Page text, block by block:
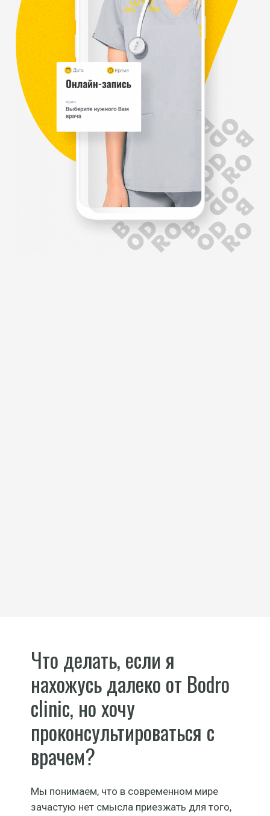
Что делать, если я
нахожусь далеко от Bodro
clinic, но хочу
проконсультироваться с
врачем?
Мы понимаем, что в современном мире
зачастую нет смысла приезжать для того,